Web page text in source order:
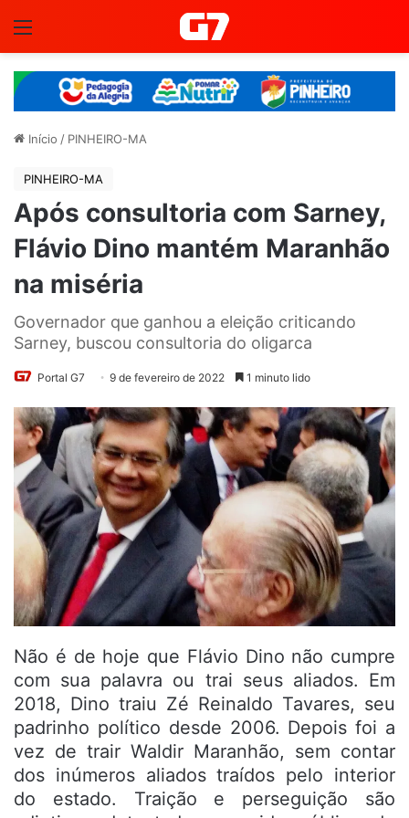
Início / PINHEIRO-MA
PINHEIRO-MA
Após consultoria com Sarney,
Flávio Dino mantém Maranhão
na miséria
Governador que ganhou a eleição criticando
Sarney, buscou consultoria do oligarca
Portal G7 9 de fevereiro de 2022 1 minuto lido
Não é de hoje que Flávio Dino não cumpre
com sua palavra ou trai seus aliados. Em
2018, Dino traiu Zé Reinaldo Tavares, seu
padrinho político desde 2006. Depois foi a
vez de trair Waldir Maranhão, sem contar
dos inúmeros aliados traídos pelo interior
do estado. Traição e perseguição são